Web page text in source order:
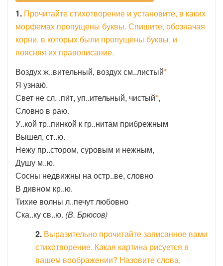
1. Прочитайте стихотворение и установите, в каких
морфемах пропущены буквы. Спишите, обозначая
корни, в которых были пропущены буквы, и
поясняя их правописание.
Воздух ж..вительный, воздух см..листый*
Я узнаю́.
Свет не сл. .пи́т, уп..ительный, чистый*,
Словно в раю.
У..кой тр..пинкой к гр..нитам прибрежным
Вышел, ст..ю.
Нежу пр..стором, суровым и нежным,
Душу м..ю.
Сосны недвижны на остр..ве, словно
В дивном кр..ю.
Тихие волны л..печут любовно
Ска..ку св..ю. (В. Брюсов)
2. Выразительно прочитайте записанное вами
стихотворение. Какая картина рисуется в
вашем воображении? Назовите слова,